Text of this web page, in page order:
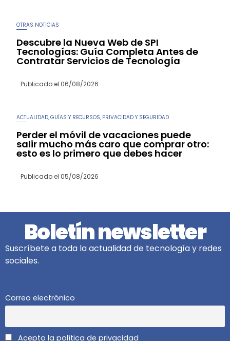
OTRAS NOTICIAS
Descubre la Nueva Web de SPI
Tecnologías: Guía Completa Antes de
Contratar Servicios de Tecnología
Publicado el 06/08/2026
ACTUALIDAD ,GUÍAS Y RECURSOS PRIVACIDAD Y SEGURIDAD
Perder el móvil de vacaciones puede
salir mucho más caro que comprar otro:
esto es lo primero que debes hacer
Publicado el 05/08/2026
Boletín newsletter
Suscríbete a toda la actualidad de tecnología y redes
sociales.
Correo electrónico
Acepto la política de privacidad